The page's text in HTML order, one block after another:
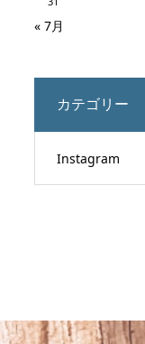
« 7月
カテゴリー
Instagram